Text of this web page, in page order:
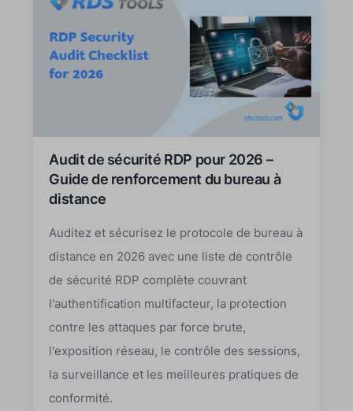
Audit de sécurité RDP pour 2026 –
Guide de renforcement du bureau à
distance
Auditez et sécurisez le protocole de bureau à
distance en 2026 avec une liste de contrôle
de sécurité RDP complète couvrant
l'authentification multifacteur, la protection
contre les attaques par force brute,
l'exposition réseau, le contrôle des sessions,
la surveillance et les meilleures pratiques de
conformité.